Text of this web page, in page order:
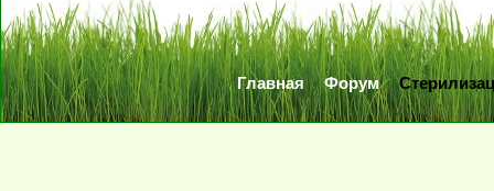
Главная Форум